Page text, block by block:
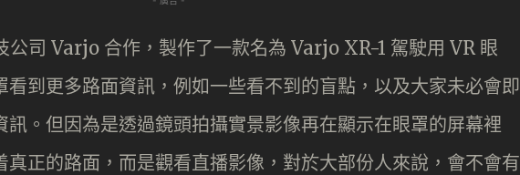
公司 Varjo 合作，製作了一款名為 Varjo XR-1 駕駛用 VR 眼
看到更多路面資訊，例如一些看不到的盲點，以及大家未必會即
訊。但因為是透過鏡頭拍攝實景影像再在顯示在眼罩的屏幕裡
真正的路面，而是觀看直播影像，對於大部份人來說，會不會有